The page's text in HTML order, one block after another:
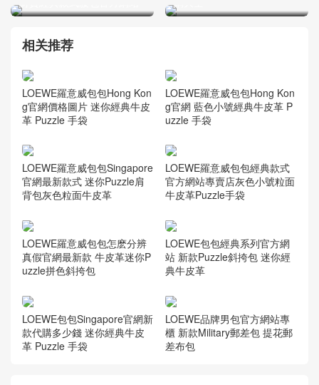
相关推荐
LOEWE羅意威包包Hong Kon
g官網價格圖片 迷你經典牛皮
革 Puzzle 手袋
LOEWE羅意威包包Hong Kon
g官網 藍色小號經典牛皮革 P
uzzle 手袋
LOEWE羅意威包包Singapore
官網最新款式 迷你Puzzle肩
背包灰色粒面牛皮革
LOEWE羅意威包包經典款式
官方網站專賣店灰色小號粒面
牛皮革Puzzle手袋
LOEWE羅意威包包怎麽分辨
真假官網最新款 牛皮革迷你P
uzzle拼色斜挎包
LOEWE包包經典系列官方網
站 新款Puzzle斜挎包 迷你經
典牛皮革
LOEWE包包Singapore官網新
款代購多少錢 迷你經典牛皮
革 Puzzle 手袋
LOEWE品牌男包官方網站專
櫃 新款Military郵差包 提花郵
差布包